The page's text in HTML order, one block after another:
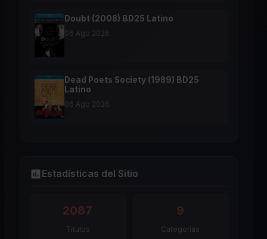
Doubt (2008) BD25 Latino
06 Ago 2026
Dead Poets Society (1989) BD25
Latino
06 Ago 2026
Estadísticas del Sitio
2087
Titulos
9
Categorías